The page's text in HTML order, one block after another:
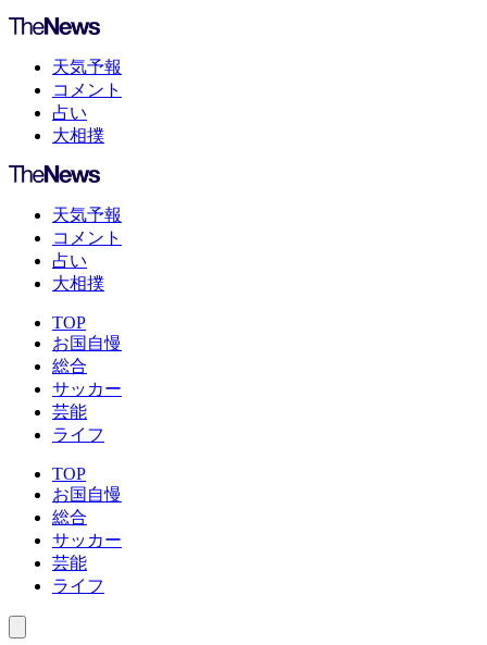
天気予報
コメント
占い
大相撲
天気予報
コメント
占い
大相撲
TOP
お国自慢
総合
サッカー
芸能
ライフ
TOP
お国自慢
総合
サッカー
芸能
ライフ